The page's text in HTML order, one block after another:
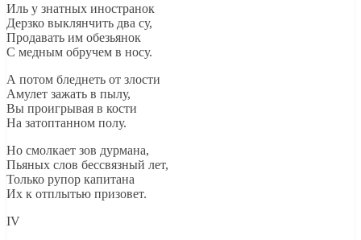
Иль у знатных иностранок
Дерзко выклянчить два су,
Продавать им обезьянок
С медным обручем в носу.
А потом бледнеть от злости
Амулет зажать в пылу,
Вы проигрывая в кости
На затоптанном полу.
Но смолкает зов дурмана,
Пьяных слов бессвязный лет,
Только рупор капитана
Их к отплытью призовет.
IV